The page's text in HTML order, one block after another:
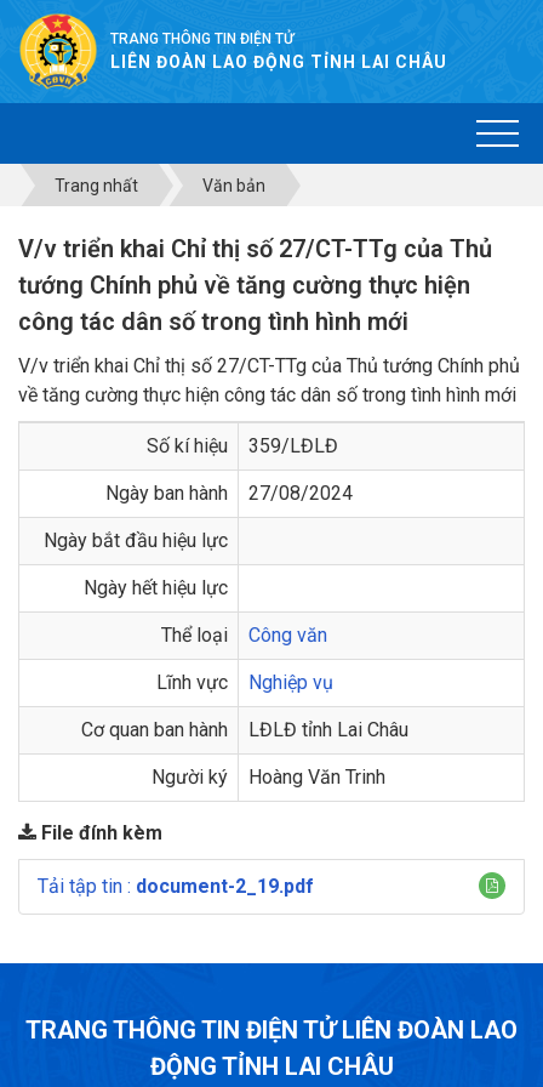
TRANG THÔNG TIN ĐIỆN TỬ
LIÊN ĐOÀN LAO ĐỘNG TỈNH LAI CHÂU
Trang nhất Văn bản
V/v triển khai Chỉ thị số 27/CT-TTg của Thủ
tướng Chính phủ về tăng cường thực hiện
công tác dân số trong tình hình mới
V/v triển khai Chỉ thị số 27/CT-TTg của Thủ tướng Chính phủ
về tăng cường thực hiện công tác dân số trong tình hình mới
Số kí hiệu 359/LĐLĐ
Ngày ban hành 27/08/2024
Ngày bắt đầu hiệu lực
Ngày hết hiệu lực
Thể loại Công văn
Lĩnh vực Nghiệp vụ
Cơ quan ban hành LĐLĐ tỉnh Lai Châu
Người ký Hoàng Văn Trinh
File đính kèm
Tải tập tin : document-2_19.pdf
TRANG THÔNG TIN ĐIỆN TỬ LIÊN ĐOÀN LAO
ĐỘNG TỈNH LAI CHÂU